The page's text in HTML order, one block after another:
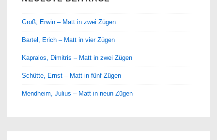
Groß, Erwin – Matt in zwei Zügen
Bartel, Erich – Matt in vier Zügen
Kapralos, Dimitris – Matt in zwei Zügen
Schütte, Ernst – Matt in fünf Zügen
Mendheim, Julius – Matt in neun Zügen